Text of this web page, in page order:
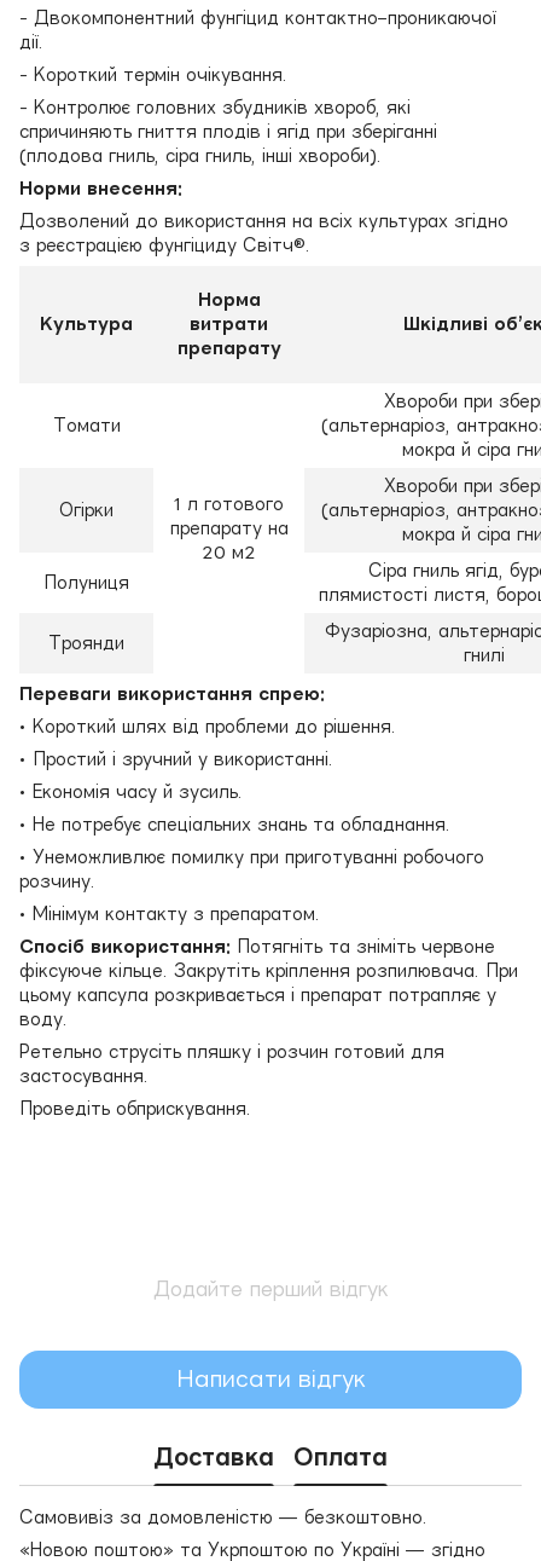
- Двокомпонентний фунгіцид контактно–проникаючої
дії.
- Короткий термін очікування.
- Контролює головних збудників хвороб, які
спричиняють гниття плодів і ягід при зберіганні
(плодова гниль, сіра гниль, інші хвороби).
Норми внесення:
Дозволений до використання на всіх культурах згідно
з реєстрацією фунгіциду Світч®.
Культура
Норма
витрати
препарату
Шкідливі
Томати
1 л готового
препарату на
20 м2
Хвороби при
(альтернаріоз,
мокра й сіра
Огірки
Хвороби при
(альтернаріоз,
мокра й сіра
Полуниця
Сіра гниль ягід,
плямистості листя,
Троянди
Фузаріозна,
гнилі
Переваги використання спрею:
• Короткий шлях від проблеми до рішення.
• Простий і зручний у використанні.
• Економія часу й зусиль.
• Не потребує спеціальних знань та обладнання.
• Унеможливлює помилку при приготуванні робочого
розчину.
• Мінімум контакту з препаратом.
Спосіб використання: Потягніть та зніміть червоне
фіксуюче кільце. Закрутіть кріплення розпилювача. При
цьому капсула розкривається і препарат потрапляє у
воду.
Ретельно струсіть пляшку і розчин готовий для
застосування.
Проведіть обприскування.
Додайте перший відгук
Написати відгук
Доставка Оплата
Самовивіз за домовленістю — безкоштовно.
«Новою поштою» та Укрпоштою по Україні — згідно